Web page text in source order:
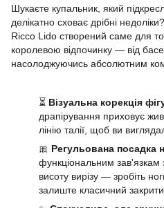
Шукаєте купальник, який
делікатно сховає дрібні
Ricco Lido створений саме для
королевою відпочинку — від
насолоджуючись абсолютним
⏳ Візуальна корекція
драпірування приховує
лінію талії, щоб ви
🎀 Регульована посадка
функціональним зав'язкам
висоту вирізу — зробіть
залиште класичний